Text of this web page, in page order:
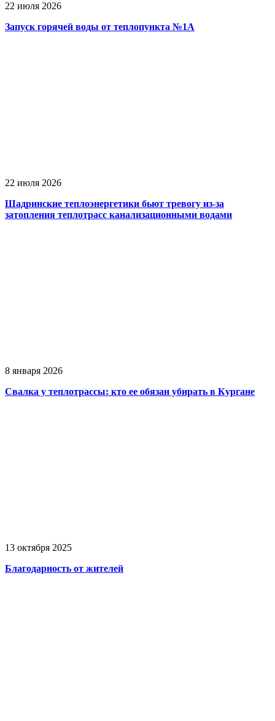
22 июля 2026
Запуск горячей воды от теплопункта №1А
22 июля 2026
Шадринские теплоэнергетики бьют тревогу из-за
затопления теплотрасс канализационными водами
8 января 2026
Свалка у теплотрассы: кто ее обязан убирать в Кургане
13 октября 2025
Благодарность от жителей